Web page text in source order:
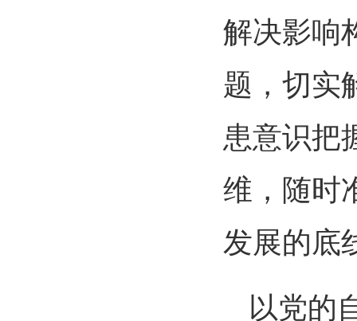
解决影响
题，切实
患意识把
维，随时
发展的底
以党的